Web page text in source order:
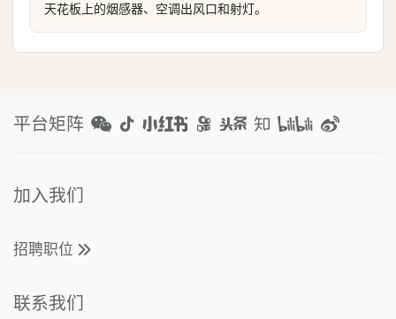
天花板上的烟感器、空调出风口和射灯。
平台矩阵
加入我们
招聘职位
联系我们